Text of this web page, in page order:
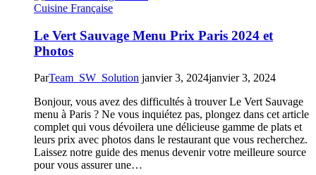
Cuisine Française
Le Vert Sauvage Menu Prix Paris 2024 et
Photos
ParTeam_SW_Solution janvier 3, 2024janvier 3, 2024
Bonjour, vous avez des difficultés à trouver Le Vert Sauvage
menu à Paris ? Ne vous inquiétez pas, plongez dans cet article
complet qui vous dévoilera une délicieuse gamme de plats et
leurs prix avec photos dans le restaurant que vous recherchez.
Laissez notre guide des menus devenir votre meilleure source
pour vous assurer une…